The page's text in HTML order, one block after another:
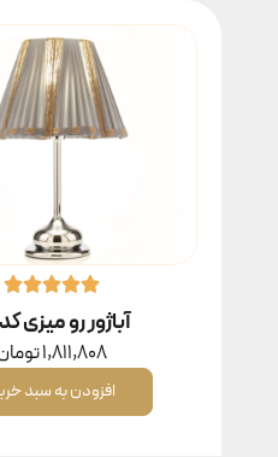
آباژور رو میزی کد ۱۹۰
1,811,808
افزودن به سبد